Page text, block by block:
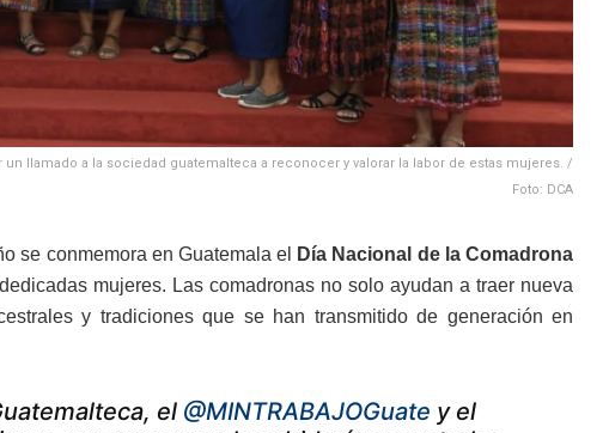
llamado a la sociedad guatemalteca a reconocer y valorar la labor de estas mujeres. /
Foto: DCA
se conmemora en Guatemala el
Día Nacional de la Comadrona
mujeres. Las comadronas no solo ayudan a traer nueva
y tradiciones que se han transmitido de generación en
el @MINTRABAJOGuate y el